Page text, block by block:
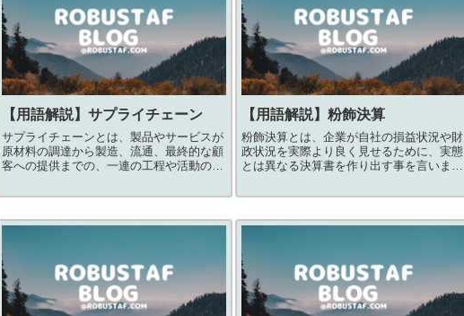
【用語解説】 サプライチェーン
サプライチェーンとは、製品やサービスが
原材料の調達から製造、流通、最終的な顧
客への提供までの、一連の工程や活動の連
【用語解説】 粉飾決算
粉飾決算とは、企業が自社の損益状況や財
政状況を実際より良く見せるために、実態
とは異なる決算書を作り出す事を言いま